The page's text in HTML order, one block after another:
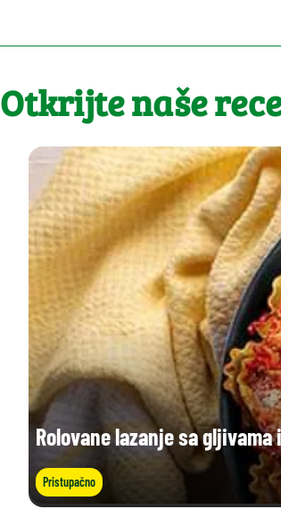
Otkrijte naše
Rolovane lazanje sa gljivama
Pristupačno